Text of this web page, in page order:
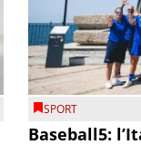
SPORT
Baseball5: